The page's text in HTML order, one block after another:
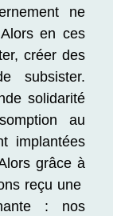
ne
en ces
créer des
subsister.
solidarité
au
implantées
grâce à
reçu une
: nos